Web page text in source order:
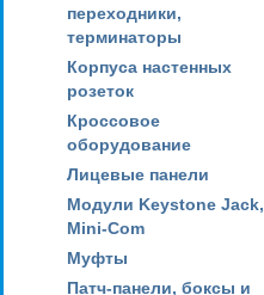
переходники,
терминаторы
Корпуса настенных
розеток
Кроссовое
оборудование
Лицевые панели
Модули Keystone Jack,
Mini-Com
Муфты
Патч-панели, боксы и